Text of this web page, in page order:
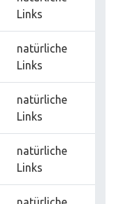
Links
natürliche
Links
natürliche
Links
natürliche
Links